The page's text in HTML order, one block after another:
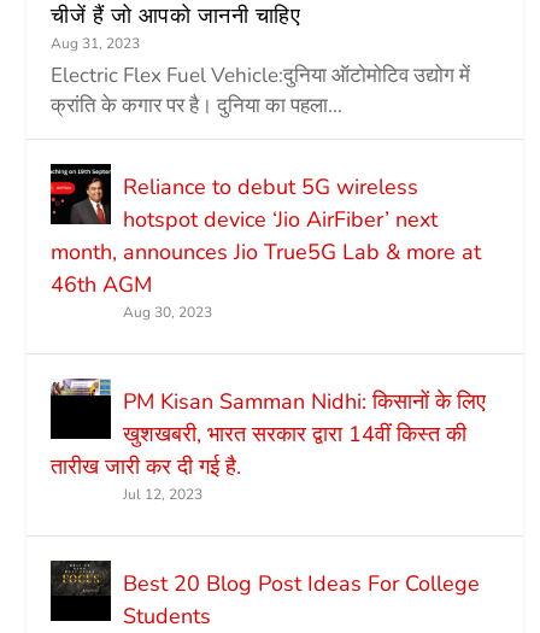
चीजें हैं जो आपको जाननी चाहिए
Aug 31, 2023
Electric Flex Fuel Vehicle:दुनिया ऑटोमोटिव उद्योग में
क्रांति के कगार पर है। दुनिया का पहला...
Reliance to debut 5G wireless
hotspot device ‘Jio AirFiber’ next
month, announces Jio True5G Lab & more at
46th AGM
Aug 30, 2023
PM Kisan Samman Nidhi: किसानों के लिए
खुशखबरी, भारत सरकार द्वारा 14वीं किस्त की
तारीख जारी कर दी गई है.
Jul 12, 2023
Best 20 Blog Post Ideas For College
Students